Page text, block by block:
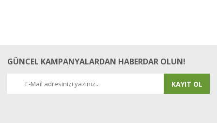
GÜNCEL KAMPANYALARDAN HABERDAR OLUN!
KAYIT OL